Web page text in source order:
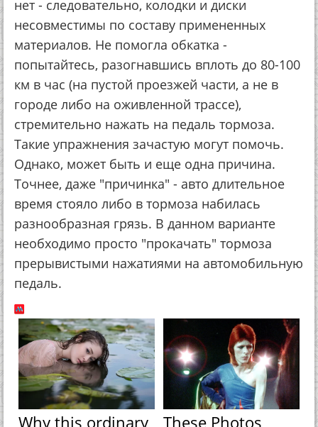
нет - следовательно, колодки и диски
несовместимы по составу примененных
материалов. Не помогла обкатка -
попытайтесь, разогнавшись вплоть до 80-100
км в час (на пустой проезжей части, а не в
городе либо на оживленной трассе),
стремительно нажать на педаль тормоза.
Такие упражнения зачастую могут помочь.
Однако, может быть и еще одна причина.
Точнее, даже "причинка" - авто длительное
время стояло либо в тормоза набилась
разнообразная грязь. В данном варианте
необходимо просто "прокачать" тормоза
прерывистыми нажатиями на автомобильную
педаль.
Why this ordinary These Photos